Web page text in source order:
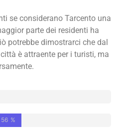
se considerano Tarcento una
parte dei residenti ha
potrebbe dimostrarci che dal
è attraente per i turisti, ma
56 %